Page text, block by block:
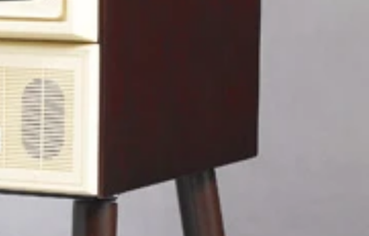
したくなる、累計販売台数７万台以上の綿菓子メーカー。大人でも意
売台数７万台以上の綿菓子メーカー。大人でも意外と盛り上がるぞ！
火災防止などの安全性にも気を配った信頼の一台だ。実売１３８０円
が、聴こえてくるのは原音そのままというプロ仕様。実売１万３８２